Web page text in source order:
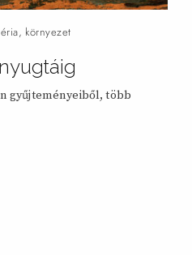
, környezet
gyűjteményeiből, több